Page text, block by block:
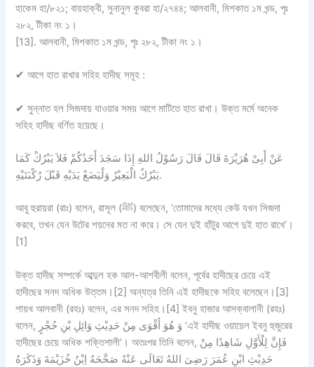
হাকেম হা/৮২১; বায়হাক্বী, সুনানুল কুবরা হা/২৭৪৪; আলবানী, মিশকাত ১ম খন্ড, পৃঃ
২৮২, টীকা নং ১।
[13]. আলবানী, মিশকাত ১ম খন্ড, পৃঃ ২৮২, টীকা নং ১।
✔ আগে হাত রাখার সহিহ হাদীছ সমূহ :
✔ সুন্নাত হল সিজদায় যাওয়ার সময় আগে মাটিতে হাত রাখা। উক্ত মর্মে অনেক
সহিহ হাদীছ বর্ণিত হয়েছে।
عَنْ أَبِىْ هُرَيْرَةَ قَالَ قَالَ رَسُوْلُ اللهِ إِذَا سَجَدَ أَحَدُكُمْ فَلاَ يَبْرُكْ كَمَا
يَبْرُكُ الْبَعِيْرُ وَلْيَضَعْ يَدَيْهِ قَبْلَ رُكْبَتَيْهِ.
আবু হুরায়রা (রাঃ) বলেন, রাসূল (ﷺ) বলেছেন, ‘তোমাদের মধ্যে কেউ যখন সিজদা
করবে, তখন যেন উটের শয়নের মত না করে। সে যেন দুই হাঁটুর আগে দুই হাত রাখে’।
[1]
উক্ত হাদীছ সম্পর্কে আব্দুল হক আল-আশবীলী বলেন, পূর্বের হাদীছের চেয়ে এই
হাদীছের সনদ অধিক উত্তম।[2] অন্যত্র তিনি এই হাদীছকে সহিহ বলেছেন।[3]
শায়খ আলবানী (রহঃ) বলেন, এর সনদ সহিহ।[4] ইবনু হাজার আসক্বালানী (রহঃ)
বলেন, وَ هُوَ أَقْوَى مِنْ حَدِيْثِ وَائِلِ بْنِ حُجْرٍ ‘এই হাদীছ ওয়ায়েল ইবনু হুজুরের
হাদীছের চেয়ে অধিক শক্তিশালী’। অতঃপর তিনি বলেন, فَإِنَّ لِلْأَوَّلِ شَاهِدًا مِنْ
حَدِيْثِ ابْنِ عُمَرَ رَضِىَ اللهُ تَعَالَى عَنْهُ صَحَّحَهُ اِبْنُ خُزَيْمَةَ وَذَكَرَهُ